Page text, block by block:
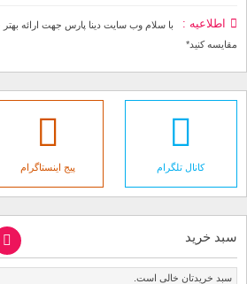
اطلاعیه
مقایسه کنید*
کانال تلگرام پیج اینستاگرام
سبد خرید
سبد خریدتان خالی است.